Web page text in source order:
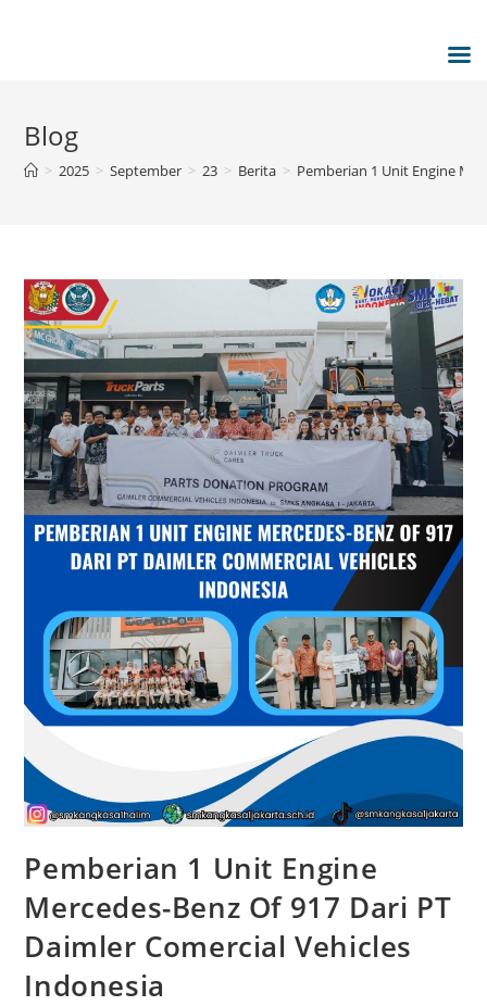
Blog
> 2025 > September > 23 > Berita > Pemberian 1 Unit Engine
Pemberian 1 Unit Engine
Mercedes-Benz Of 917 Dari PT
Daimler Comercial Vehicles
Indonesia